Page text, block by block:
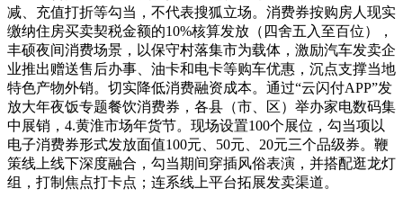
减、充值打折等勾当，不代表搜狐立场。消费券按购房人现实
缴纳住房买卖契税金额的10%核算发放（四舍五入至百位），
丰硕夜间消费场景，以保守村落集市为载体，激励汽车发卖企
业推出赠送售后办事、油卡和电卡等购车优惠，沉点支撑当地
特色产物外销。切实降低消费融资成本。通过“云闪付APP”发
放大年夜饭专题餐饮消费券，各县（市、区）举办家电数码集
中展销，4.黄淮市场年货节。现场设置100个展位，勾当项以
电子消费券形式发放面值100元、50元、20元三个品级券。鞭
策线上线下深度融合，勾当期间穿插风俗表演，并搭配逛龙灯
组，打制焦点打卡点；连系线上平台拓展发卖渠道。